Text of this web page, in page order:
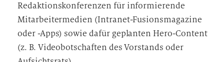
Redaktionskonferenzen für informierende
Mitarbeitermedien (Intranet-Fusionsmagazine
oder -Apps) sowie dafür geplanten Hero-Content
(z. B. Videobotschaften des Vorstands oder